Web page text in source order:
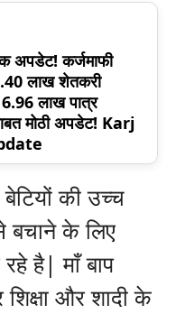
अपडेट! कर्जमाफी
लाख शेतकरी
लाख पात्र
मोठी अपडेट! Karj
बेटियों की उच्च
बचाने के लिए
है| माँ बाप
और शादी के